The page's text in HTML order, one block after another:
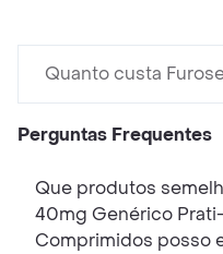
Quanto custa
Perguntas Frequentes
Que produtos
40mg Genérico
Comprimidos posso